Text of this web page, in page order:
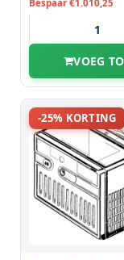
Bespaar €1.010,25
VOEG
-25% KORTING